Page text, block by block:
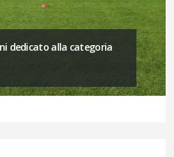
dedicato alla categoria